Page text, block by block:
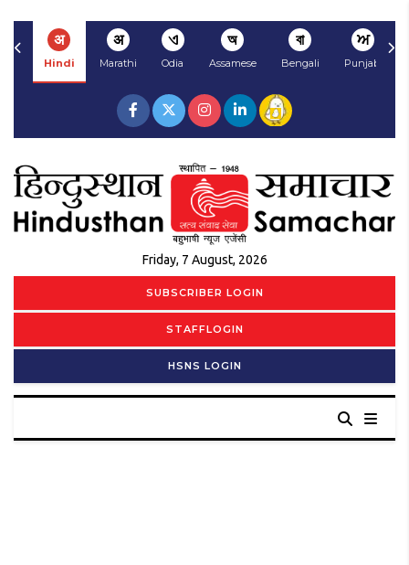
अ
Hindi
अ
Marathi
ଏ
Odia
অ
Assamese
বা
Bengali
ਅ
Punjabi
Friday, 7 August, 2026
SUBSCRIBER LOGIN
STAFFLOGIN
HSNS LOGIN